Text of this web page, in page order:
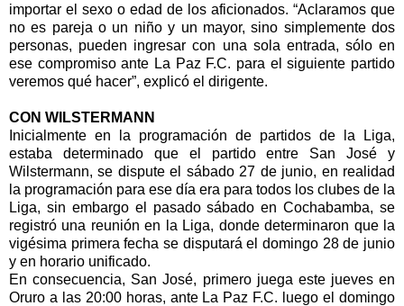
importar el sexo o edad de los aficionados. “Aclaramos que
no es pareja o un niño y un mayor, sino simplemente dos
personas, pueden ingresar con una sola entrada, sólo en
ese compromiso ante La Paz F.C. para el siguiente partido
veremos qué hacer”, explicó el dirigente.
CON WILSTERMANN
Inicialmente en la programación de partidos de la Liga,
estaba determinado que el partido entre San José y
Wilstermann, se dispute el sábado 27 de junio, en realidad
la programación para ese día era para todos los clubes de la
Liga, sin embargo el pasado sábado en Cochabamba, se
registró una reunión en la Liga, donde determinaron que la
vigésima primera fecha se disputará el domingo 28 de junio
y en horario unificado.
En consecuencia, San José, primero juega este jueves en
Oruro a las 20:00 horas, ante La Paz F.C. luego el domingo